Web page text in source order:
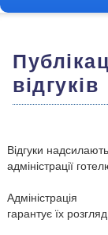
відгуків
Відгуки
адміністрації
Адміністрація
гарантує їх